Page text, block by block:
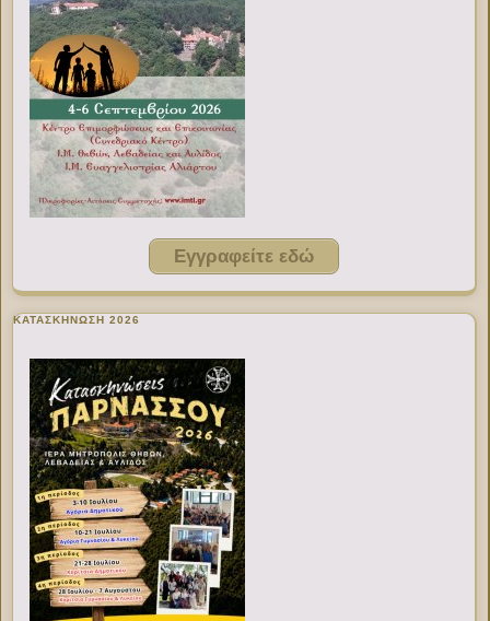
Εγγραφείτε εδώ
ΚΑΤΑΣΚΗΝΩΣΗ 2026